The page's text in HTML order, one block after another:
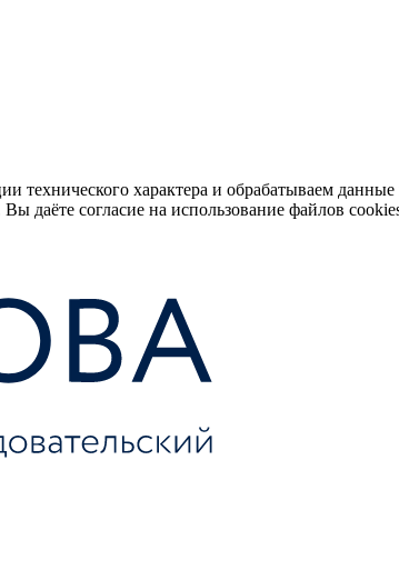
технического характера и обрабатываем
даёте согласие на использование файлов